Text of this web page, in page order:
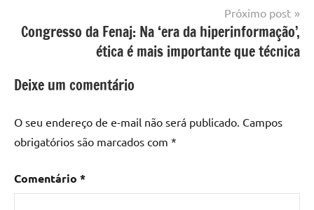
Próximo post
Congresso da Fenaj: Na ‘era da hiperinformação’,
ética é mais importante que técnica
Deixe um comentário
O seu endereço de e-mail não será publicado. Campos
obrigatórios são marcados com *
Comentário *